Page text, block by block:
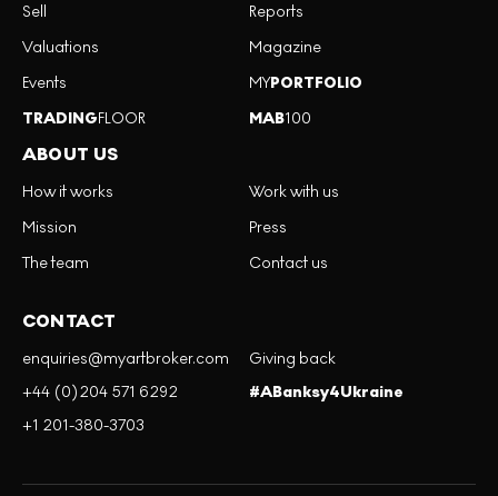
Sell
Valuations
Events
TRADINGFLOOR
Reports
Magazine
MYPORTFOLIO
MAB100
ABOUT US
How it works
Mission
The team
Work with us
Press
Contact us
CONTACT
enquiries@myartbroker.com
+44 (0)204 571 6292
+1 201-380-3703
Giving back
#ABanksy4Ukraine